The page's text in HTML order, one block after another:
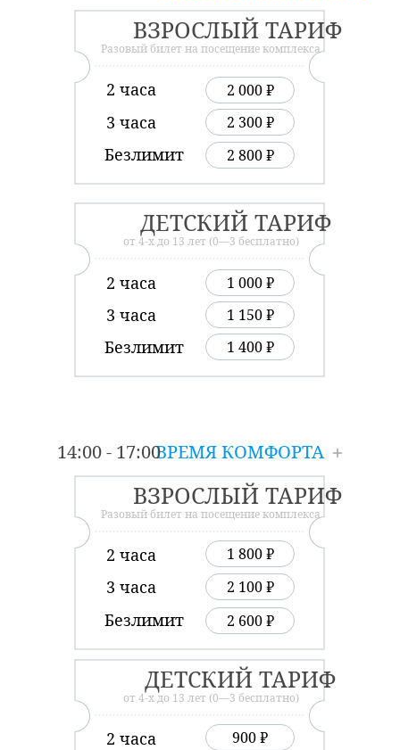
1 400 ₽
1 150 ₽
1 000 ₽
ДЕТСКИЙ ТАРИФ
Безлимит
3 часа
от 4-х до 13 лет (0—3 бесплатно)
2 часа
2 800 ₽
2 300 ₽
2 000 ₽
ВЗРОСЛЫЙ ТАРИФ
Безлимит
3 часа
Разовый билет на посещение комплекса
2 часа
ВРЕМЯ КОМФОРТА
14:00 - 17:00
900 ₽
ДЕТСКИЙ ТАРИФ
от 4-х до 13 лет (0—3 бесплатно)
2 часа
2 600 ₽
2 100 ₽
1 800 ₽
ВЗРОСЛЫЙ ТАРИФ
Безлимит
3 часа
Разовый билет на посещение комплекса
2 часа